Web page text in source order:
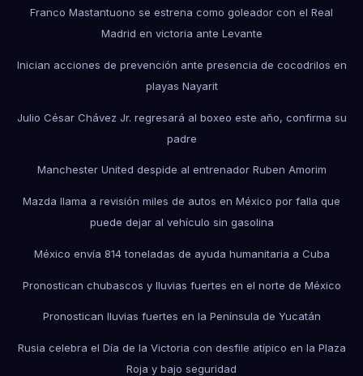
Franco Mastantuono se estrena como goleador con el Real
Madrid en victoria ante Levante
Inician acciones de prevención ante presencia de cocodrilos en
playas Nayarit
Julio César Chávez Jr. regresará al boxeo este año, confirma su
padre
Manchester United despide al entrenador Ruben Amorim
Mazda llama a revisión miles de autos en México por falla que
puede dejar al vehículo sin gasolina
México envía 814 toneladas de ayuda humanitaria a Cuba
Pronostican chubascos y lluvias fuertes en el norte de México
Pronostican lluvias fuertes en la Península de Yucatán
Rusia celebra el Día de la Victoria con desfile atípico en la Plaza
Roja y bajo seguridad